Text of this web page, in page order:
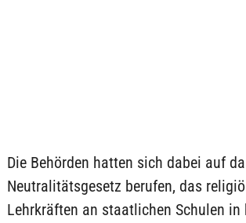
Die Behörden hatten sich dabei auf
Neutralitätsgesetz berufen, das
Lehrkräften an staatlichen Schulen in